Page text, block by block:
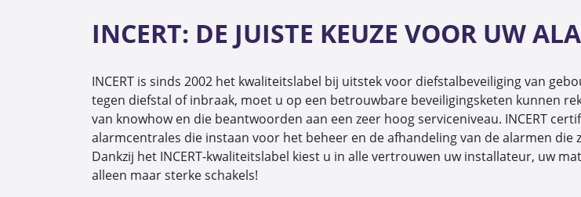
INCERT: DE JUISTE KEUZE VOOR UW
INCERT is sinds 2002 het kwaliteitslabel bij uitstek voor diefstalbeveiliging van
tegen diefstal of inbraak, moet u op een betrouwbare beveiligingsketen kunnen
van knowhow en die beantwoorden aan een zeer hoog serviceniveau. INCERT
alarmcentrales die instaan voor het beheer en de afhandeling van de alarmen die
Dankzij het INCERT-kwaliteitslabel kiest u in alle vertrouwen uw installateur, uw
alleen maar sterke schakels!